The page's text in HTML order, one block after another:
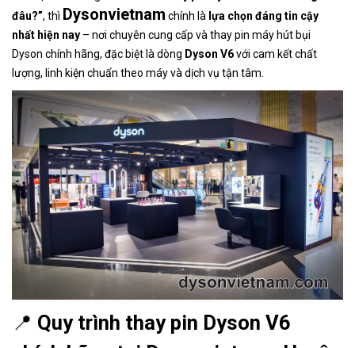
đâu?”, thì Dysonvietnam chính là lựa chọn đáng tin cậy
nhất hiện nay – nơi chuyên cung cấp và thay pin máy hút bụi
Dyson chính hãng, đặc biệt là dòng Dyson V6với cam kết chất
lượng, linh kiện chuẩn theo máy và dịch vụ tận tâm.
📍 Quy trình thay pin Dyson V6